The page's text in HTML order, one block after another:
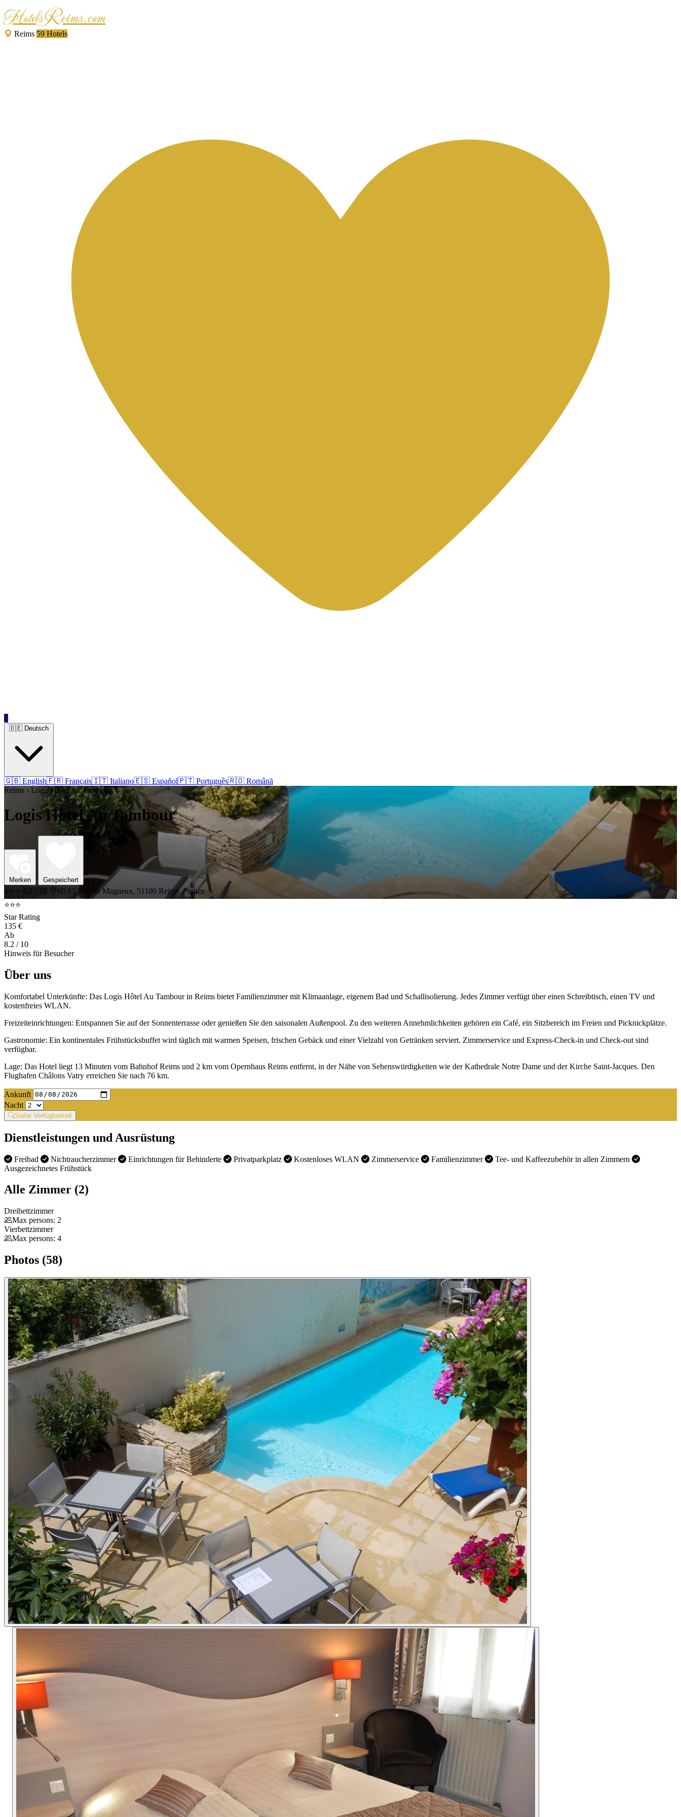
HotelsReims.com
Reims 59 Hotels
0
🇬🇧 English🇫🇷 Français🇮🇹 Italiano🇪🇸 Español🇵🇹 Português🇷🇴 Română
Reims › Logis Hôtel Au Tambour
Logis Hôtel Au Tambour
Merken Gespeichert
⭐⭐⭐ 8.2 / 10
60,63 Rue de Magneux, 51100 Reims, France
⭐⭐⭐
Star Rating
135 €
Ab
8.2 / 10
Hinweis für Besucher
Über uns
Komfortabel Unterkünfte: Das Logis Hôtel Au Tambour in Reims bietet Familienzimmer mit Klimaanlage, eigenem Bad und Schallisolierung. Jedes Zimmer verfügt über einen Schreibtisch, einen TV und
kostenfreies WLAN.
Freizeiteinrichtungen: Entspannen Sie auf der Sonnenterrasse oder genießen Sie den saisonalen Außenpool. Zu den weiteren Annehmlichkeiten gehören ein Café, ein Sitzbereich im Freien und Picknickplätze.
Gastronomie: Ein kontinentales Frühstücksbuffet wird täglich mit warmen Speisen, frischen Gebäck und einer Vielzahl von Getränken serviert. Zimmerservice und Express-Check-in und Check-out sind
verfügbar.
Lage: Das Hotel liegt 13 Minuten vom Bahnhof Reims und 2 km vom Opernhaus Reims entfernt, in der Nähe von Sehenswürdigkeiten wie der Kathedrale Notre Dame und der Kirche Saint-Jacques. Den
Flughafen Châlons Vatry erreichen Sie nach 76 km.
Ankunft
Nacht
Siehe Verfügbarkeit
Dienstleistungen und Ausrüstung
Freibad Nichtraucherzimmer Einrichtungen für Behinderte Privatparkplatz Kostenloses WLAN Zimmerservice Familienzimmer
Tee- und Kaffeezubehör in allen Zimmern
Ausgezeichnetes Frühstück
Alle Zimmer (2)
Dreibettzimmer
Max persons: 2
Vierbettzimmer
Max persons: 4
Photos (58)